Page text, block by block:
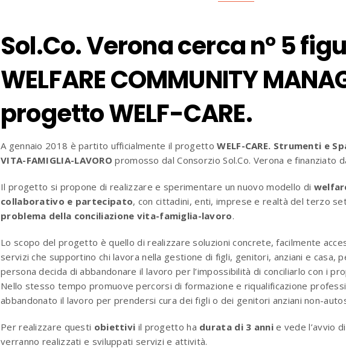
Sol.Co. Verona cerca n° 5
WELFARE COMMUNITY
progetto WELF-CARE.
A gennaio 2018 è partito ufficialmente il progettoWELF-CARE. Strumenti e
VITA-FAMIGLIA-LAVORO promosso dal Consorzio Sol.Co. Verona e finanziato
Il progetto si propone di realizzare e sperimentare un nuovo modello di
collaborativo e partecipato, con cittadini, enti, imprese e realtà del terzo
problema della conciliazione vita-famiglia-lavoro.
Lo scopo del progetto è quello di realizzare soluzioni concrete, facilmente
servizi che supportino chi lavora nella gestione di figli, genitori, anziani e casa,
persona decida di abbandonare il lavoro per l’impossibilità di conciliarlo con i
Nello stesso tempo promuove percorsi di formazione e riqualificazione
abbandonato il lavoro per prendersi cura dei figli o dei genitori anziani non-
Per realizzare questi obiettivi il progetto ha durata di 3 annie vede l’avvio di
verranno realizzati e sviluppati servizi e attività.